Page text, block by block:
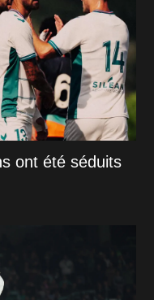
ont été séduits